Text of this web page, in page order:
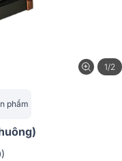
1/2
phẩm